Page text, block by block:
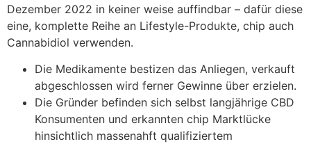
Dezember 2022 in keiner weise auffindbar – dafür diese
eine, komplette Reihe an Lifestyle-Produkte, chip auch
Cannabidiol verwenden.
Die Medikamente bestizen das Anliegen, verkauft
abgeschlossen wird ferner Gewinne über erzielen.
Die Gründer befinden sich selbst langjährige CBD
Konsumenten und erkannten chip Marktlücke
hinsichtlich massenahft qualifiziertem